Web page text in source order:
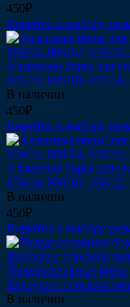
450₽
Перейти к выбору
Алмазные боры для
805/12, 835/10, 835/
В наличии
450₽
Перейти к выбору
Алмазные боры для
850/14, 850/16, 368/
В наличии
450₽
Перейти к выбору
Твердосплавные боры
фиссура с плоским
В наличии